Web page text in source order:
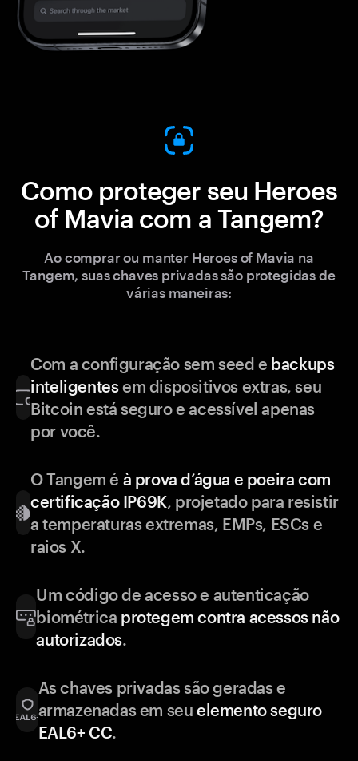
Como proteger seu Heroes
of Mavia com a Tangem?
Ao comprar ou manter Heroes of Mavia na
Tangem, suas chaves privadas são protegidas de
várias maneiras:
Com a configuração sem seed e backups
inteligentesem dispositivos extras, seu
Bitcoin está seguro e acessível apenas
por você.
O Tangem é à prova d’água e poeira com
certificação IP69K, projetado para resistir
a temperaturas extremas, EMPs, ESCs e
raios X.
Um código de acesso e autenticação
biométrica protegem contra acessos não
autorizados.
As chaves privadas são geradas e
armazenadas em seu elemento seguro
EAL6+ CC.